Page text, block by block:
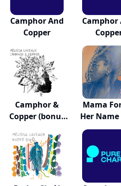
Camphor And
Copper
Camphor
Camphor &
Copper (bonus
Mama
Her Name